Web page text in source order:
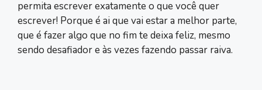
permita escrever exatamente o que você quer
escrever! Porque é ai que vai estar a melhor parte,
que é fazer algo que no fim te deixa feliz, mesmo
sendo desafiador e às vezes fazendo passar raiva.